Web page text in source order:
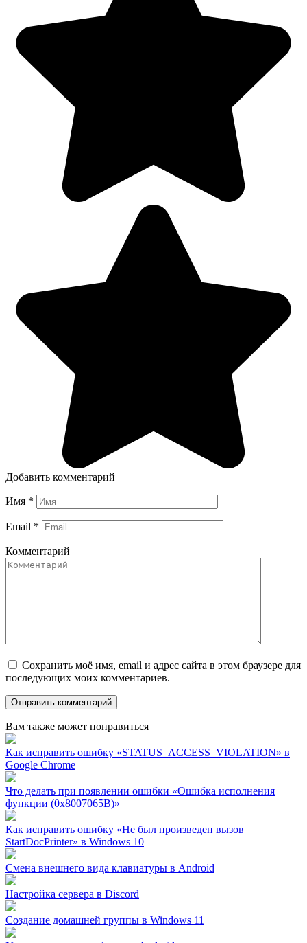
Добавить комментарий
Имя *
Email *
Комментарий
Сохранить моё имя, email и адрес сайта в этом браузере для
последующих моих комментариев.
Вам также может понравиться
Как исправить ошибку «STATUS_ACCESS_VIOLATION» в
Google Chrome
Что делать при появлении ошибки «Ошибка исполнения
функции (0x8007065B)»
Как исправить ошибку «Не был произведен вызов
StartDocPrinter» в Windows 10
Смена внешнего вида клавиатуры в Android
Настройка сервера в Discord
Создание домашней группы в Windows 11